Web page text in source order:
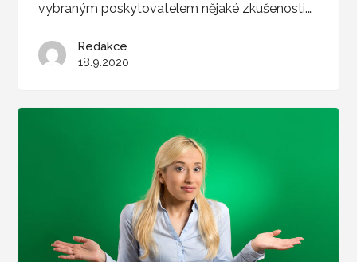
vybraným poskytovatelem nějaké zkušenosti.…
Redakce
18.9.2020